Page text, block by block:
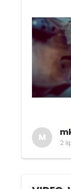
M
2